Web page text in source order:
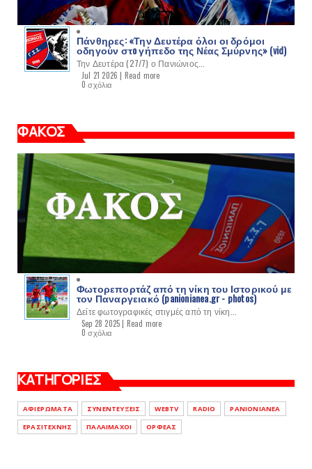
Πάνθηρες: «Την Δευτέρα όλοι οι δρόμοι
οδηγούν στo γήπεδο της Νέας Σμύρνης» (vid)
Την Δευτέρα (27/7) ο Πανιώνιος...
Jul 21 2026 | Read more
0 σχόλια
ΦΑΚΟΣ
Φωτορεπορτάζ από τη νίκη του Ιστορικού με
τον Παναργειακό (panionianea.gr - photos)
Δείτε φωτογραφικές στιγμές από τη νίκη...
Sep 28 2025 | Read more
0 σχόλια
ΚΑΤΗΓΟΡΙΕΣ
ΑΦΙΕΡΩΜΑΤΑ ΣΥΝΕΝΤΕΥΞΕΙΣ WEBTV RADIO
PANIONIANEA
ΕΡΑΣΙΤΕΧΝΗΣ
ΠΑΛΑΙΜΑΧΟΙ ΟΡΦΕΑΣ